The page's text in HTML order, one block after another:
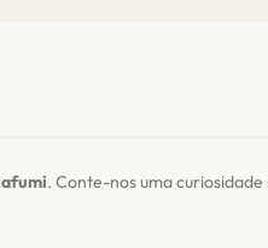
. Conte-nos uma